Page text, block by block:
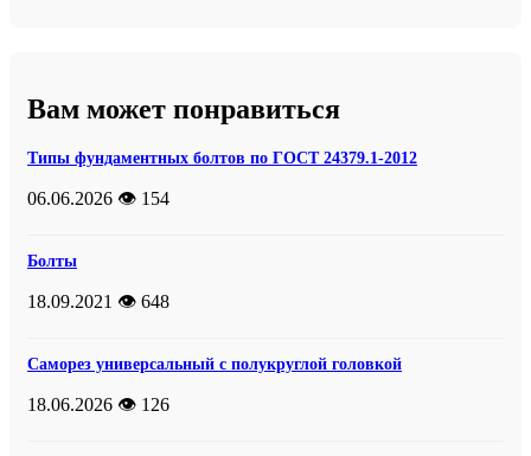
Вам может понравиться
Типы фундаментных болтов по ГОСТ 24379.1-2012
06.06.2026 👁️ 154
Болты
18.09.2021 👁️ 648
Саморез универсальный с полукруглой головкой
18.06.2026 👁️ 126